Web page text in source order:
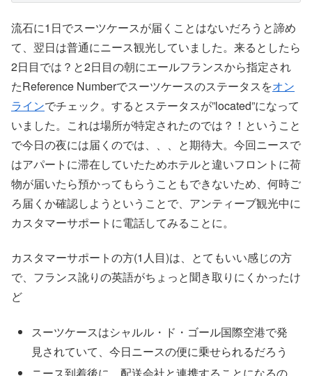
流石に1日でスーツケースが届くことはないだろうと諦め
て、翌日は普通にニース観光していました。来るとしたら
2日目では？と2日目の朝にエールフランスから指定され
たReference Numberでスーツケースのステータスをオン
ラインでチェック。するとステータスが”located”になって
いました。これは場所が特定されたのでは？！ということ
で今日の夜には届くのでは、、、と期待大。今回ニースで
はアパートに滞在していたためホテルと違いフロントに荷
物が届いたら預かってもらうこともできないため、何時ご
ろ届くか確認しようということで、アンティーブ観光中に
カスタマーサポートに電話してみることに。
カスタマーサポートの方(1人目)は、とてもいい感じの方
で、フランス訛りの英語がちょっと聞き取りにくかったけ
ど
スーツケースはシャルル・ド・ゴール国際空港で発
見されていて、今日ニースの便に乗せられるだろう